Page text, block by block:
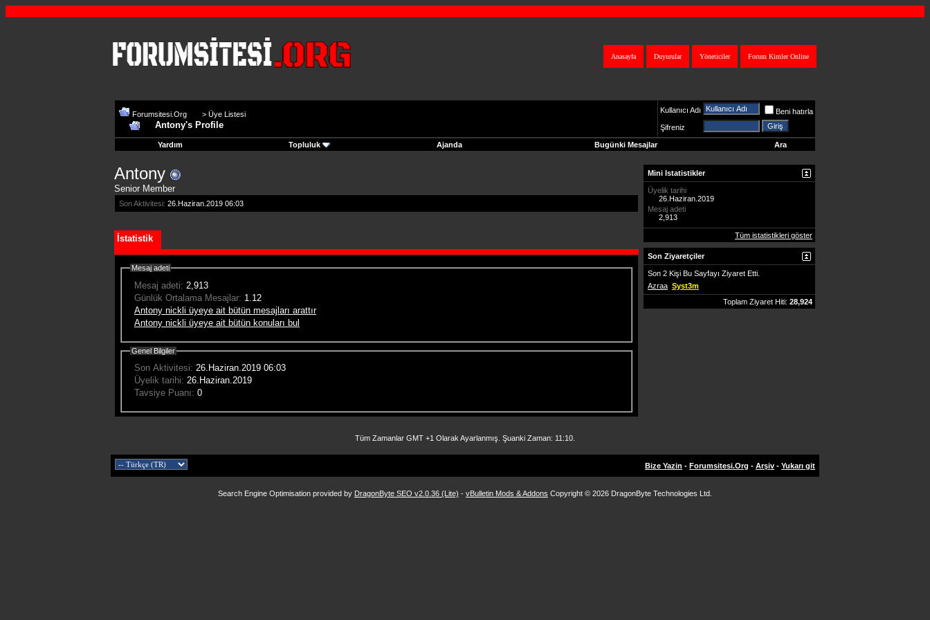
Forum Kimler Online
Yöneticiler
Duyurular
Anasayfa
Forumsitesi.Org > Üye Listesi
Antony's Profile
Kullanıcı Adı
Beni hatırla
Şifreniz
Yardım Topluluk Ajanda Bugünki Mesajlar Ara
Antony
Senior Member
Son Aktivitesi: 26.Haziran.2019 06:03
İstatistik
Mesaj adeti
Mesaj adeti: 2,913
Günlük Ortalama Mesajlar: 1.12
Antony nickli üyeye ait bütün mesajları arattır
Antony nickli üyeye ait bütün konuları bul
Genel Bilgiler
Son Aktivitesi: 26.Haziran.2019 06:03
Üyelik tarihi: 26.Haziran.2019
Tavsiye Puanı: 0
Mini Istatistikler
Üyelik tarihi
26.Haziran.2019
Mesaj adeti
2,913
Tüm istatistikleri göster
Son Ziyaretçiler
Son 2 Kişi Bu Sayfayı Ziyaret Etti.
Azraa Syst3m
Toplam Ziyaret Hiti: 28,924
Tüm Zamanlar GMT +1 Olarak Ayarlanmış. Şuanki Zaman: 11:10
Bize Yazin - Forumsitesi.Org - Arşiv - Yukarı git
Search Engine Optimisation provided by DragonByte SEO v2.0.36 (Lite) - vBulletin Mods & Addons Copyright © 2026 DragonByte Technologies Ltd.